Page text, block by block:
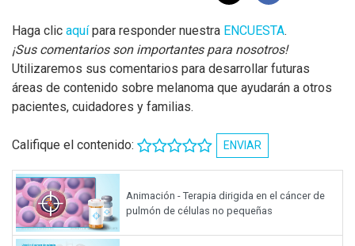
Haga clic aquípara responder nuestra ENCUESTA.
¡Sus comentarios son importantes para nosotros!
Utilizaremos sus comentarios para desarrollar futuras
áreas de contenido sobre melanoma que ayudarán a otros
pacientes, cuidadores y familias.
Califique el contenido: ENVIAR
Animación - Terapia dirigida en el cáncer de
pulmón de células no pequeñas